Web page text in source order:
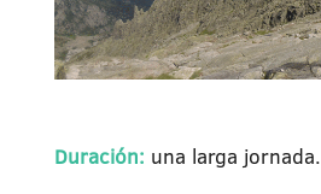
Duración: una larga jornada.